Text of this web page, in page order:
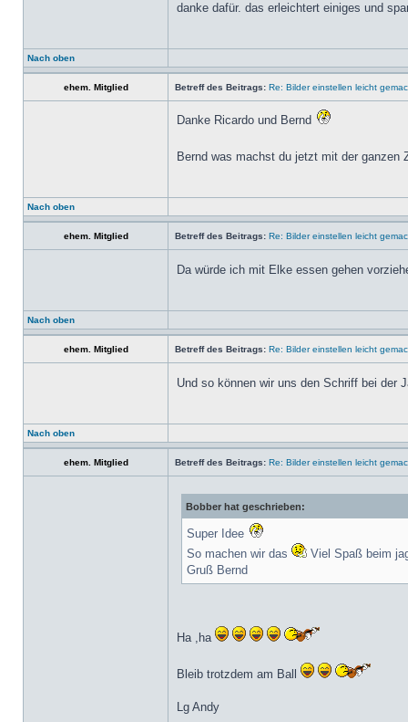
danke dafür. das erleichtert einiges und
Nach oben
ehem. Mitglied Betreff des Beitrags: Re: Bilder einstellen leicht
Danke Ricardo und Bernd
Bernd was machst du jetzt mit der ganzen
Nach oben
ehem. Mitglied Betreff des Beitrags: Re: Bilder einstellen leicht
Da würde ich mit Elke essen gehen
Nach oben
ehem. Mitglied Betreff des Beitrags: Re: Bilder einstellen leicht
Und so können wir uns den Schriff bei der
Nach oben
ehem. Mitglied Betreff des Beitrags: Re: Bilder einstellen leicht
Bobber hat geschrieben:
Super Idee
So machen wir das
Viel Spaß beim
Gruß Bernd
Ha ,ha
Bleib trotzdem am Ball
Lg Andy